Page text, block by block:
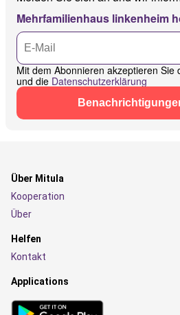
Mehrfamilienhaus linkenheim
Mit dem Abonnieren akzeptieren Sie
und die Datenschutzerklärung
Über Mitula
Kooperation
Über
Helfen
Kontakt
Applications